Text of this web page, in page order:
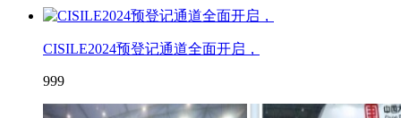
CISILE2024预登记通道全面开启，
999